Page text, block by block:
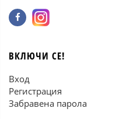
ВКЛЮЧИ СЕ!
Вход
Регистрация
Забравена парола